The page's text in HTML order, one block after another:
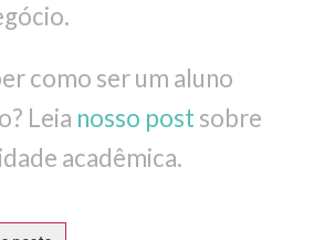
como ser um aluno
Leia nosso post sobre
acadêmica.